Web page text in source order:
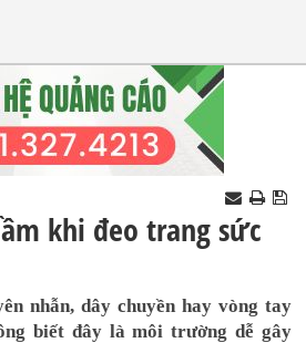
khi đeo trang sức
nhẫn, dây chuyền hay vòng tay
biết đây là môi trường dễ gây